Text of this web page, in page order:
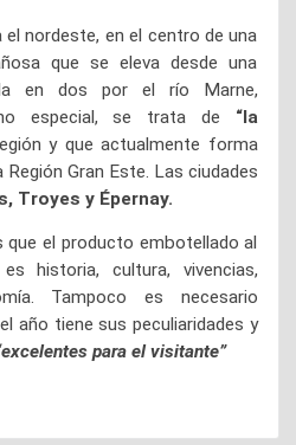
nordeste, en el centro de una
que se eleva desde una
en dos por el río Marne,
especial, se trata de “la
y que actualmente forma
Gran Este. Las ciudades
Troyes y Épernay.
que el producto embotellado al
historia, cultura, vivencias,
Tampoco es necesario
año tiene sus peculiaridades y
para el visitante”